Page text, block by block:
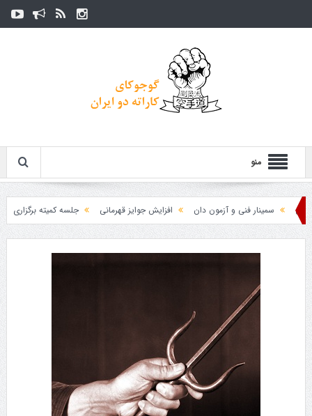
منو
سمینار فنی و آزمون دان افزایش جوایز قهرمانی جلسه کمیته برگزاری جام پارس